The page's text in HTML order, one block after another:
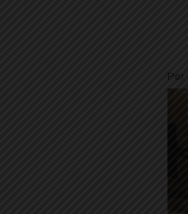
Per